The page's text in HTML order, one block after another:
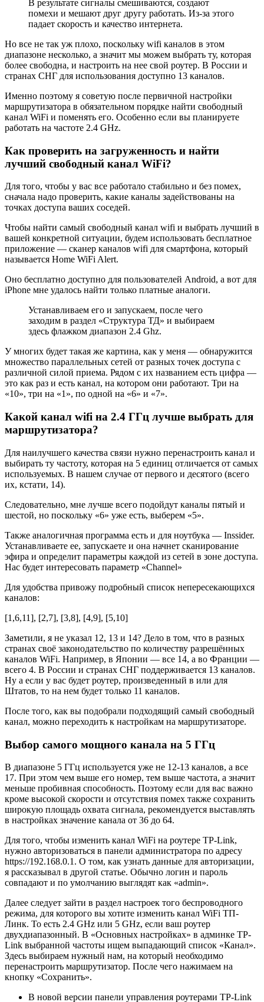
В результате сигналы смешиваются, создают
помехи и мешают друг другу работать. Из-за этого
падает скорость и качество интернета.
Но все не так уж плохо, поскольку wifi каналов в этом
диапазоне несколько, а значит мы можем выбрать ту, которая
более свободна, и настроить на нее свой роутер. В России и
странах СНГ для использования доступно 13 каналов.
Именно поэтому я советую после первичной настройки
маршрутизатора в обязательном порядке найти свободный
канал WiFi и поменять его. Особенно если вы планируете
работать на частоте 2.4 GHz.
Как проверить на загруженность и найти
лучший свободный канал WiFi?
Для того, чтобы у вас все работало стабильно и без помех,
сначала надо проверить, какие каналы задействованы на
точках доступа ваших соседей.
Чтобы найти самый свободный канал wifi и выбрать лучший в
вашей конкретной ситуации, будем использовать бесплатное
приложение — сканер каналов wifi для смартфона, который
называется Home WiFi Alert.
Оно бесплатно доступно для пользователей Android, а вот для
iPhone мне удалось найти только платные аналоги.
Устанавливаем его и запускаем, после чего
заходим в раздел «Структура ТД» и выбираем
здесь флажком диапазон 2.4 Ghz.
У многих будет такая же картина, как у меня — обнаружится
множество параллельных сетей от разных точек доступа с
различной силой приема. Рядом с их названием есть цифра —
это как раз и есть канал, на котором они работают. Три на
«10», три на «1», по одной на «6» и «7».
Какой канал wifi на 2.4 ГГц лучше выбрать для
маршрутизатора?
Для наилучшего качества связи нужно перенастроить канал и
выбирать ту частоту, которая на 5 единиц отличается от самых
используемых. В нашем случае от первого и десятого (всего
их, кстати, 14).
Следовательно, мне лучше всего подойдут каналы пятый и
шестой, но поскольку «6» уже есть, выберем «5».
Также аналогичная программа есть и для ноутбука — Inssider.
Устанавливаете ее, запускаете и она начнет сканирование
эфира и определит параметры каждой из сетей в зоне доступа.
Нас будет интересовать параметр «Channel»
Для удобства привожу подробный список непересекающихся
каналов:
[1,6,11], [2,7], [3,8], [4,9], [5,10]
Заметили, я не указал 12, 13 и 14? Дело в том, что в разных
странах своё законодательство по количеству разрешённых
каналов WiFi. Например, в Японии — все 14, а во Франции —
всего 4. В России и странах СНГ поддерживается 13 каналов.
Ну а если у вас будет роутер, произведенный в или для
Штатов, то на нем будет только 11 каналов.
После того, как вы подобрали подходящий самый свободный
канал, можно переходить к настройкам на маршрутизаторе.
Выбор самого мощного канала на 5 ГГц
В диапазоне 5 ГГц используется уже не 12-13 каналов, а все
17. При этом чем выше его номер, тем выше частота, а значит
меньше пробивная способность. Поэтому если для вас важно
кроме высокой скорости и отсутствия помех также сохранить
широкую площадь охвата сигнала, рекомендуется выставлять
в настройках значение канала от 36 до 64.
Для того, чтобы изменить канал WiFi на роутере TP-Link,
нужно авторизоваться в панели администратора по адресу
https://192.168.0.1. О том, как узнать данные для авторизации,
я рассказывал в другой статье. Обычно логин и пароль
совпадают и по умолчанию выглядят как «admin».
Далее следует зайти в раздел настроек того беспроводного
режима, для которого вы хотите изменить канал WiFi ТП-
Линк. То есть 2.4 GHz или 5 GHz, если ваш роутер
двухдиапазонный. В «Основных настройках» в админке TP-
Link выбранной частоты ищем выпадающий список «Канал».
Здесь выбираем нужный нам, на который необходимо
перенастроить маршрутизатор. После чего нажимаем на
кнопку «Сохранить».
В новой версии панели управления роутерами TP-Link